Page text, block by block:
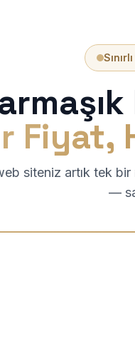
Fiyat,
siteniz artık tek
—